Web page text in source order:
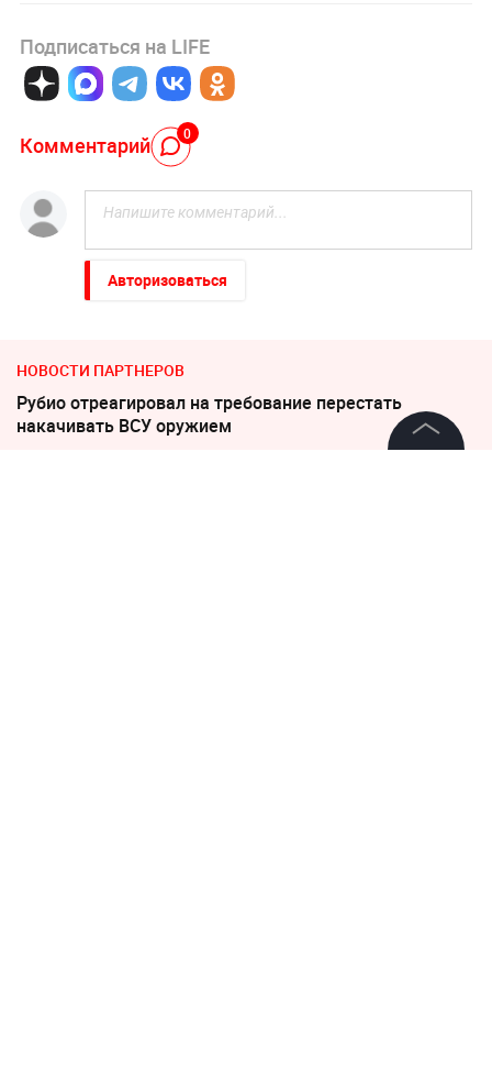
Подписаться на LIFE
Комментарий 0
Авторизоваться
НОВОСТИ ПАРТНЕРОВ
Рубио отреагировал на требование перестать
накачивать ВСУ оружием